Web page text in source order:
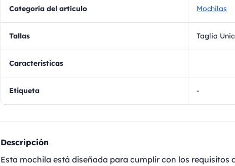
Categoría del artículo Mochilas
Tallas Taglia
Caracteristicas
Etiqueta -
Descripción
Esta mochila está diseñada para cumplir con los requisitos